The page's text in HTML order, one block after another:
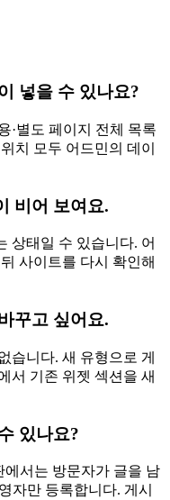
넣을 수 있나요?
·별도 페이지 전체 목록
치 모두 어드민의 데이
비어 보여요.
상태일 수 있습니다. 어
사이트를 다시 확인해
꾸고 싶어요.
습니다. 새 유형으로 게
서 기존 위젯 섹션을 새
있나요?
에서는 방문자가 글을 남
자만 등록합니다. 게시